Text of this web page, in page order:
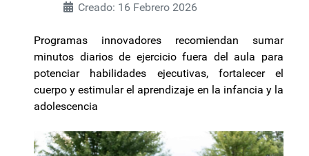
Creado: 16 Febrero 2026
Programas innovadores recomiendan sumar
minutos diarios de ejercicio fuera del aula para
potenciar habilidades ejecutivas, fortalecer el
cuerpo y estimular el aprendizaje en la infancia y la
adolescencia